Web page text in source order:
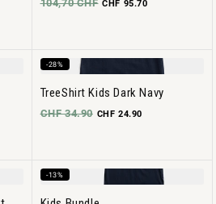
104,70 CHF CHF 95.70
-28%
TreeShirt Kids Dark Navy
CHF 34.90 CHF 24.90
-13%